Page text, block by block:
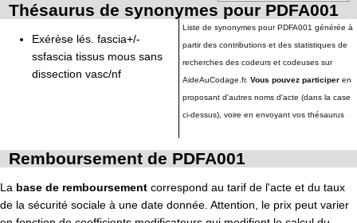
Thésaurus de synonymes pour PDFA001
Exérèse lés. fascia+/-
ssfascia tissus mous sans
dissection vasc/nf
Liste de synonymes pour PDFA001 générée à
partir des contributions et des statistiques de
recherches des codeurs et codeuses sur
AideAuCodage.fr. Vous pouvez participer en
proposant d'autres noms d'acte (dans la case
ci-dessus), voire en envoyant vos thésaurus
Remboursement de PDFA001
La base de remboursement correspond au tarif de l'acte et du taux
de la sécurité sociale à une date donnée. Attention, le prix peut varier